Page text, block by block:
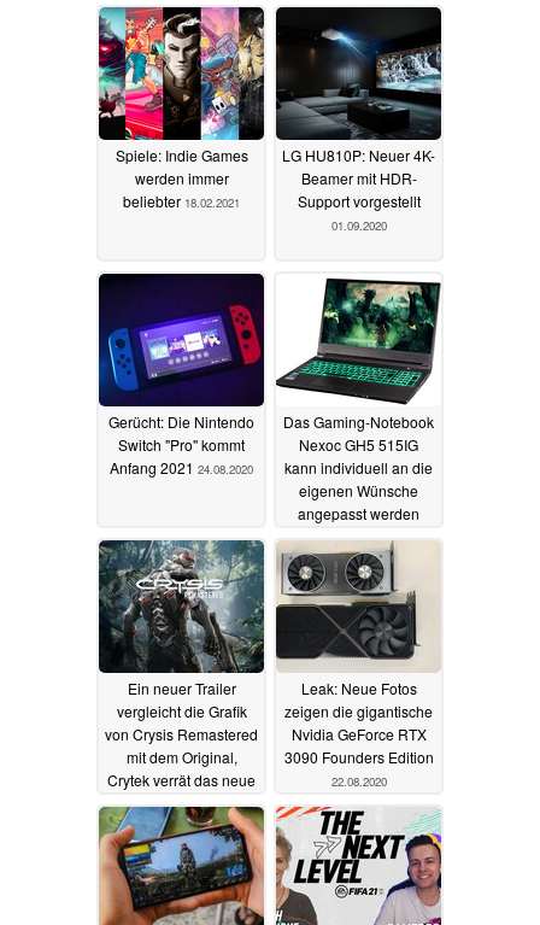
Spiele: Indie Games
werden immer
beliebter 18.02.2021
LG HU810P: Neuer 4K-
Beamer mit HDR-
Support vorgestellt
01.09.2020
Gerücht: Die Nintendo
Switch "Pro" kommt
Anfang 2021 24.08.2020
Das Gaming-Notebook
Nexoc GH5 515IG
kann individuell an die
eigenen Wünsche
angepasst werden
22.08.2020
Ein neuer Trailer
vergleicht die Grafik
von Crysis Remastered
mit dem Original,
Crytek verrät das neue
Release-Datum
22.08.2020
Leak: Neue Fotos
zeigen die gigantische
Nvidia GeForce RTX
3090 Founders Edition
22.08.2020